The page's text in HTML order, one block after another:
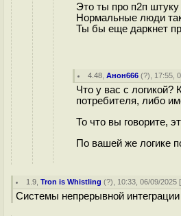
Это ты про п2п штуку
Нормальные люди
Ты бы еще даркнет
4.48 ,Анон666 (?), 17:55,
Что у вас с логикой?
потребителя, либо
То что вы говорите,
По вашей же логике
1.9 ,Tron is Whistling (?), 10:33, 06/09/2025 [
Системы непрерывной